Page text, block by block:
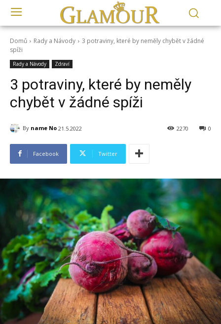
Domů Rady a Návody
3 potraviny, které by neměly chybět v žádné
spíži
Rady a Návody Zdraví
3 potraviny, které by neměly
chybět v žádné spíži
By name No 21.5.2022 0
2270
Facebook Twitter